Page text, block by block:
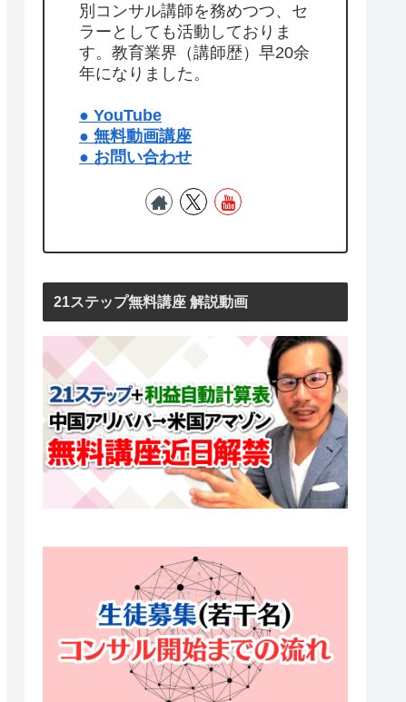
別コンサル講師を務めつつ、セ
ラーとしても活動しておりま
す。教育業界（講師歴）早20余
年になりました。
● YouTube
● 無料動画講座
● お問い合わせ
21ステップ無料講座 解説動画